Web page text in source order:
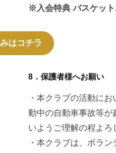
※入会特典 バスケット
はコチラ
8．保護者様へお願い
・本クラブの活動に
動中の自動車事故等
いようご理解の程よろ
・本クラブは、ボラ